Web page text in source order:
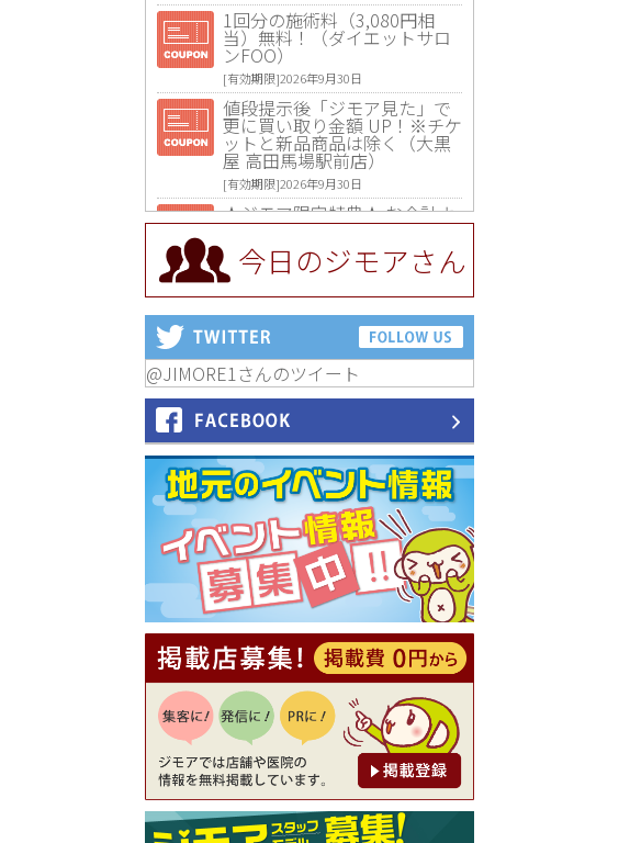
1回分の施術料（3,080円相
当）無料！（ダイエットサロ
ンFOO）
[有効期限]2026年9月30日
値段提示後「ジモア見た」で
更に買い取り金額 UP！※チケ
ットと新品商品は除く（大黒
屋 高田馬場駅前店）
[有効期限]2026年9月30日
★ジモア限定特典★ お会計よ
り全品5％OFF（ナチュラル＆
ハンドメイドショップ［マキ
マキ］）
[有効期限]2026年9月30日まで
【ジモア限定①】初回割引 特
価 VIO脱毛11,000円⇒8,800円
（メンズ専門ワックス脱毛サ
ロン Mickle（ミックル））
【ジモア読者特典2】コース 3,
500円→3,000円（料理5品+2
時間飲み放題）（創作イタリ
アン Pia Cuore（ピアクオー
レ））
[有効期限]2026年9月30日
【ジモア読者特典1】料理全品
20％OFF ※18時以降（創作イ
タリアン Pia Cuore（ピアクオ
ーレ））
[有効期限]2026年9月30日
【ジモア限定②】初回割引 特
価 鼻毛脱毛 半額 2,200円⇒1,1
00円（メンズ専門ワックス脱
毛サロン Mickle（ミック
ル））
[有効期限]2026年9月30日
【ジモア限定特典①】まつ毛
カール 3,850円→ 2,750円（Pr
emiere（プルミエール））
[有効期限]2026年9月30日
今日のジモアさん
@JIMORE1さんのツイート